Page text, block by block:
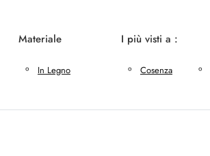
Materiale
In Legno
I più visti a :
Cosenza